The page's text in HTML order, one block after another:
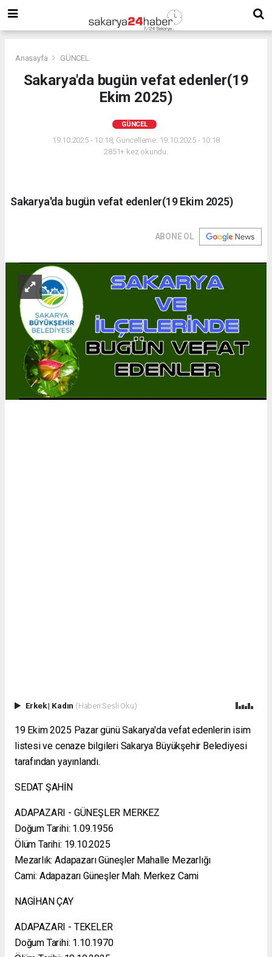
Anasayfa GÜNCEL
Sakarya'da bugün vefat edenler(19
Ekim 2025)
GÜNCEL
19.10.2025 - 10:18, Güncelleme: 19.10.2025 - 10:18
2851+ kez okundu.
Sakarya'da bugün vefat edenler(19 Ekim 2025)
ABONE OL
Erkek| Kadın (Haberi Sesli Oku)
19 Ekim 2025 Pazar günü Sakarya'da vefat edenlerin isim
listesi ve cenaze bilgileri Sakarya Büyükşehir Belediyesi
tarafından yayınlandı.
SEDAT ŞAHİN
ADAPAZARI - GÜNEŞLER MERKEZ
Doğum Tarihi: 1.09.1956
Ölüm Tarihi: 19.10.2025
Mezarlık: Adapazarı Güneşler Mahalle Mezarlığı
Cami: Adapazarı Güneşler Mah. Merkez Cami
NAGİHAN ÇAY
ADAPAZARI - TEKELER
Doğum Tarihi: 1.10.1970